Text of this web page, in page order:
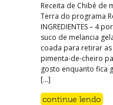
Receita de Chibé de
Terra do programa
INGREDIENTES – 4
suco de melancia
coada para retirar
pimenta-de-cheiro
gosto enquanto fica
[…]
continue lendo